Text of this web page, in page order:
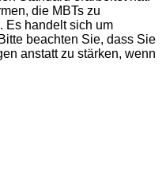
die MBTs zu
Es handelt sich um
beachten Sie, dass Sie
anstatt zu stärken, wenn